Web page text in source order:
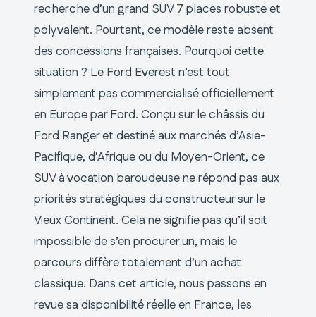
recherche d’un grand SUV 7 places robuste et
polyvalent. Pourtant, ce modèle reste absent
des concessions françaises. Pourquoi cette
situation ? Le Ford Everest n’est tout
simplement pas commercialisé officiellement
en Europe par Ford. Conçu sur le châssis du
Ford Ranger et destiné aux marchés d’Asie-
Pacifique, d’Afrique ou du Moyen-Orient, ce
SUV à vocation baroudeuse ne répond pas aux
priorités stratégiques du constructeur sur le
Vieux Continent. Cela ne signifie pas qu’il soit
impossible de s’en procurer un, mais le
parcours diffère totalement d’un achat
classique. Dans cet article, nous passons en
revue sa disponibilité réelle en France, les